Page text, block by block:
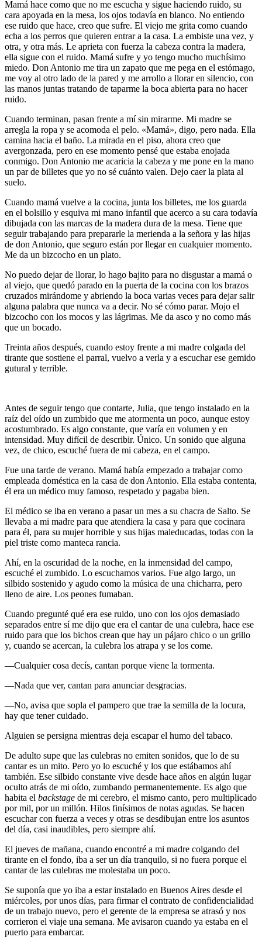
Mamá hace como que no me escucha y sigue haciendo ruido, su
cara apoyada en la mesa, los ojos todavía en blanco. No entiendo
ese ruido que hace, creo que sufre. El viejo me grita como cuando
echa a los perros que quieren entrar a la casa. La embiste una vez, y
otra, y otra más. Le aprieta con fuerza la cabeza contra la madera,
ella sigue con el ruido. Mamá sufre y yo tengo mucho muchísimo
miedo. Don Antonio me tira un zapato que me pega en el estómago,
me voy al otro lado de la pared y me arrollo a llorar en silencio, con
las manos juntas tratando de taparme la boca abierta para no hacer
ruido.
Cuando terminan, pasan frente a mí sin mirarme. Mi madre se
arregla la ropa y se acomoda el pelo. «Mamá», digo, pero nada. Ella
camina hacia el baño. La mirada en el piso, ahora creo que
avergonzada, pero en ese momento pensé que estaba enojada
conmigo. Don Antonio me acaricia la cabeza y me pone en la mano
un par de billetes que yo no sé cuánto valen. Dejo caer la plata al
suelo.
Cuando mamá vuelve a la cocina, junta los billetes, me los guarda
en el bolsillo y esquiva mi mano infantil que acerco a su cara todavía
dibujada con las marcas de la madera dura de la mesa. Tiene que
seguir trabajando para prepararle la merienda a la señora y las hijas
de don Antonio, que seguro están por llegar en cualquier momento.
Me da un bizcocho en un plato.
No puedo dejar de llorar, lo hago bajito para no disgustar a mamá o
al viejo, que quedó parado en la puerta de la cocina con los brazos
cruzados mirándome y abriendo la boca varias veces para dejar salir
alguna palabra que nunca va a decir. No sé cómo parar. Mojo el
bizcocho con los mocos y las lágrimas. Me da asco y no como más
que un bocado.
Treinta años después, cuando estoy frente a mi madre colgada del
tirante que sostiene el parral, vuelvo a verla y a escuchar ese gemido
gutural y terrible.
Antes de seguir tengo que contarte, Julia, que tengo instalado en la
raíz del oído un zumbido que me atormenta un poco, aunque estoy
acostumbrado. Es algo constante, que varía en volumen y en
intensidad. Muy difícil de describir. Único. Un sonido que alguna
vez, de chico, escuché fuera de mi cabeza, en el campo.
Fue una tarde de verano. Mamá había empezado a trabajar como
empleada doméstica en la casa de don Antonio. Ella estaba contenta,
él era un médico muy famoso, respetado y pagaba bien.
El médico se iba en verano a pasar un mes a su chacra de Salto. Se
llevaba a mi madre para que atendiera la casa y para que cocinara
para él, para su mujer horrible y sus hijas maleducadas, todas con la
piel triste como manteca rancia.
Ahí, en la oscuridad de la noche, en la inmensidad del campo,
escuché el zumbido. Lo escuchamos varios. Fue algo largo, un
silbido sostenido y agudo como la música de una chicharra, pero
lleno de aire. Los peones fumaban.
Cuando pregunté qué era ese ruido, uno con los ojos demasiado
separados entre sí me dijo que era el cantar de una culebra, hace ese
ruido para que los bichos crean que hay un pájaro chico o un grillo
y, cuando se acercan, la culebra los atrapa y se los come.
—Cualquier cosa decís, cantan porque viene la tormenta.
—Nada que ver, cantan para anunciar desgracias.
—No, avisa que sopla el pampero que trae la semilla de la locura,
hay que tener cuidado.
Alguien se persigna mientras deja escapar el humo del tabaco.
De adulto supe que las culebras no emiten sonidos, que lo de su
cantar es un mito. Pero yo lo escuché y los que estábamos ahí
también. Ese silbido constante vive desde hace años en algún lugar
oculto atrás de mi oído, zumbando permanentemente. Es algo que
habita el backstage de mi cerebro, el mismo canto, pero multiplicado
por mil, por un millón. Hilos finísimos de notas agudas. Se hacen
escuchar con fuerza a veces y otras se desdibujan entre los asuntos
del día, casi inaudibles, pero siempre ahí.
El jueves de mañana, cuando encontré a mi madre colgando del
tirante en el fondo, iba a ser un día tranquilo, si no fuera porque el
cantar de las culebras me molestaba un poco.
Se suponía que yo iba a estar instalado en Buenos Aires desde el
miércoles, por unos días, para firmar el contrato de confidencialidad
de un trabajo nuevo, pero el gerente de la empresa se atrasó y nos
corrieron el viaje una semana. Me avisaron cuando ya estaba en el
puerto para embarcar.